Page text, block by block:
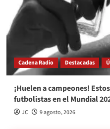
Cadena Radio Destacadas
¡Huelen a campeones!
futbolistas en el Mundial
JC 9 agosto, 2026